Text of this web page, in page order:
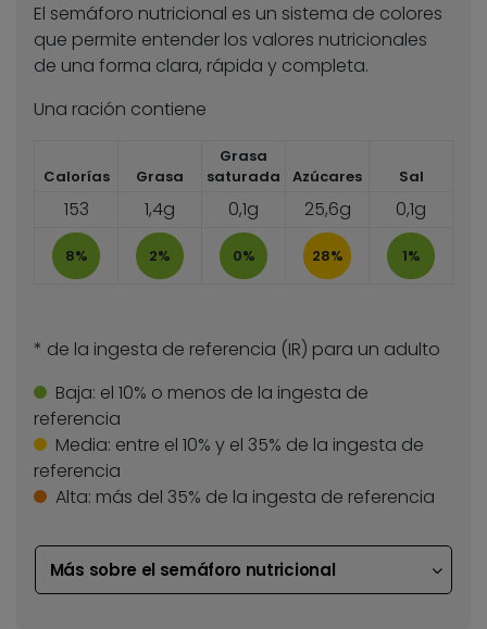
El semáforo nutricional es un sistema de colores
que permite entender los valores nutricionales
de una forma clara, rápida y completa.
Una ración contiene
Calorías Grasa
Grasa
saturada
Azúcares Sal
153 1,4g 0,1g 25,6g 0,1g
8% 2% 0% 28% 1%
* de la ingesta de referencia (IR) para un adulto
Baja: el 10% o menos de la ingesta de
referencia
Media: entre el 10% y el 35% de la ingesta de
referencia
Alta: más del 35% de la ingesta de referencia
Más sobre el semáforo nutricional